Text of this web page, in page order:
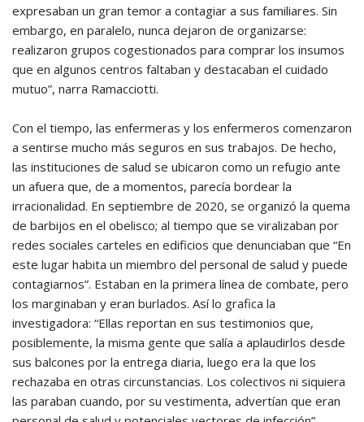
expresaban un gran temor a contagiar a sus familiares. Sin
embargo, en paralelo, nunca dejaron de organizarse:
realizaron grupos cogestionados para comprar los insumos
que en algunos centros faltaban y destacaban el cuidado
mutuo”, narra Ramacciotti.
Con el tiempo, las enfermeras y los enfermeros comenzaron
a sentirse mucho más seguros en sus trabajos. De hecho,
las instituciones de salud se ubicaron como un refugio ante
un afuera que, de a momentos, parecía bordear la
irracionalidad. En septiembre de 2020, se organizó la quema
de barbijos en el obelisco; al tiempo que se viralizaban por
redes sociales carteles en edificios que denunciaban que “En
este lugar habita un miembro del personal de salud y puede
contagiarnos”. Estaban en la primera línea de combate, pero
los marginaban y eran burlados. Así lo grafica la
investigadora: “Ellas reportan en sus testimonios que,
posiblemente, la misma gente que salía a aplaudirlos desde
sus balcones por la entrega diaria, luego era la que los
rechazaba en otras circunstancias. Los colectivos ni siquiera
las paraban cuando, por su vestimenta, advertían que eran